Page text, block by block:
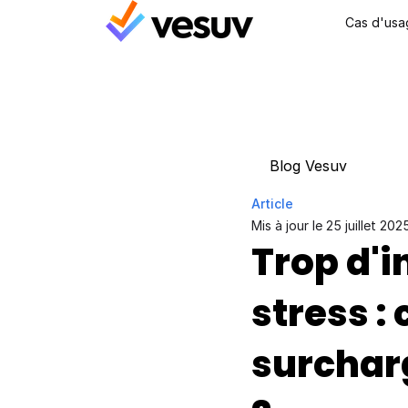
Cas
Blog Vesuv
Article
Mis à jour le 25 juillet
Trop
stress :